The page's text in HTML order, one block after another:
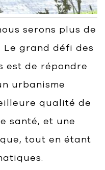
serons plus de
Le grand défi des
est de répondre
urbanisme
qualité de
santé, et une
tout en étant